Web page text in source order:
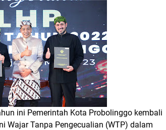
ini Pemerintah Kota Probolinggo kembali
Wajar Tanpa Pengecualian (WTP) dalam